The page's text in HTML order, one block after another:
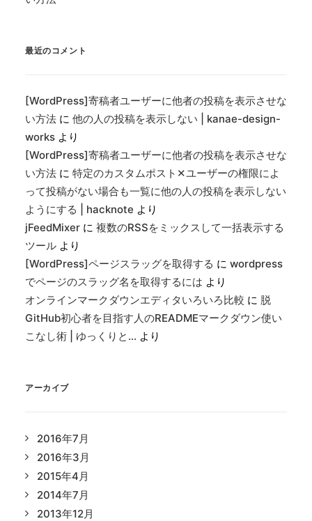
最近のコメント
[WordPress]寄稿者ユーザーに他者の投稿を表示させな
い方法 に 他の人の投稿を表示しない | kanae-design-
works より
[WordPress]寄稿者ユーザーに他者の投稿を表示させな
い方法 に 特定のカスタムポスト✕ユーザーの権限によ
って投稿がない場合も一覧に他の人の投稿を表示しない
ようにする | hacknote より
jFeedMixer に 複数のRSSをミックスして一括表示する
ツール より
[WordPress]ページスラッグを取得する に wordpress
でページのスラッグ名を取得するには より
オンラインマークダウンエディタいろいろ比較 に 脱
GitHub初心者を目指す人のREADMEマークダウン使い
こなし術 | ゆっくりと… より
アーカイブ
2016年7月
2016年3月
2015年4月
2014年7月
2013年12月